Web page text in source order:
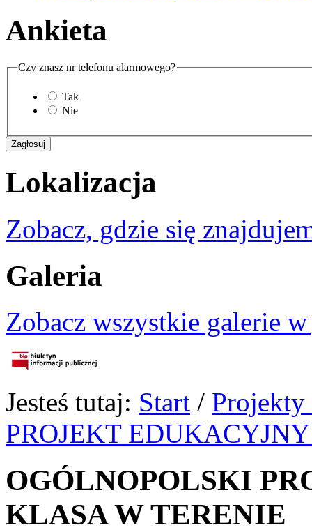
Ankieta
Czy znasz nr telefonu alarmowego?
Tak
Nie
Lokalizacja
Zobacz, gdzie się
Galeria
Zobacz wszystkie galerie
Jesteś tutaj: Start / Projekty
PROJEKT
OGÓLNOPOLSKI
KLASA W TERENIE